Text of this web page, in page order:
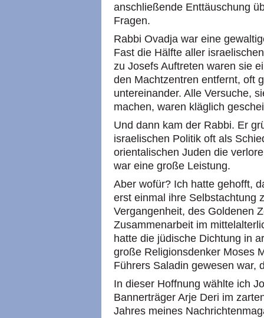
anschließende Enttäuschung
Fragen.
Rabbi Ovadja war eine
Fast die Hälfte aller
zu Josefs Auftreten waren sie
den Machtzentren entfernt, oft
untereinander. Alle Versuche,
machen, waren kläglich
Und dann kam der Rabbi. Er
israelischen Politik oft als
orientalischen Juden die
war eine große Leistung.
Aber wofür? Ich hatte gehofft,
erst einmal ihre Selbstachtung
Vergangenheit, des Goldenen
Zusammenarbeit im
hatte die jüdische Dichtung in
große Religionsdenker Moses
Führers Saladin gewesen war,
In dieser Hoffnung wählte ich
Bannerträger Arje Deri im
Jahres meines